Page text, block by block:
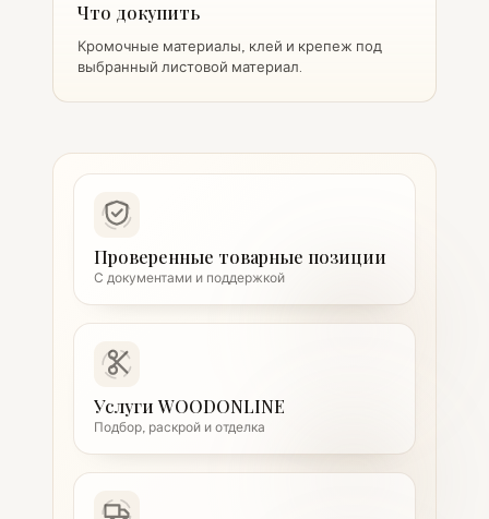
Что докупить
Кромочные материалы, клей и крепеж под
выбранный листовой материал.
Проверенные товарные позиции
С документами и поддержкой
Услуги WOODONLINE
Подбор, раскрой и отделка